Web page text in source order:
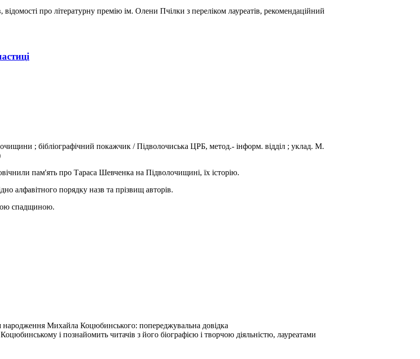
про літературну премію ім. Олени Пчілки з переліком лауреатів, рекомендаційний
; бібліографічний покажчик / Підволочиська ЦРБ, метод.- інформ. відділ ; уклад. М.
пам'ять про Тараса Шевченка на Підволочищині, їх історію.
алфавітного порядку назв та прізвищ авторів.
спадщиною.
народження Михайла Коцюбинського: попереджувальна довідка
і познайомить читачів з його біографією і творчою діяльністю, лауреатами